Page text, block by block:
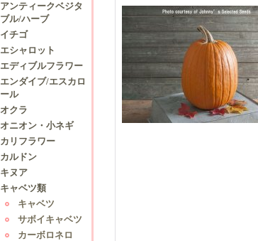
アンティークベジタ
ブル/ハーブ
イチゴ
エシャロット
エディブルフラワー
エンダイブ/エスカロ
ール
オクラ
オニオン・小ネギ
カリフラワー
カルドン
キヌア
キャベツ類
キャベツ
サボイキャベツ
カーボロネロ